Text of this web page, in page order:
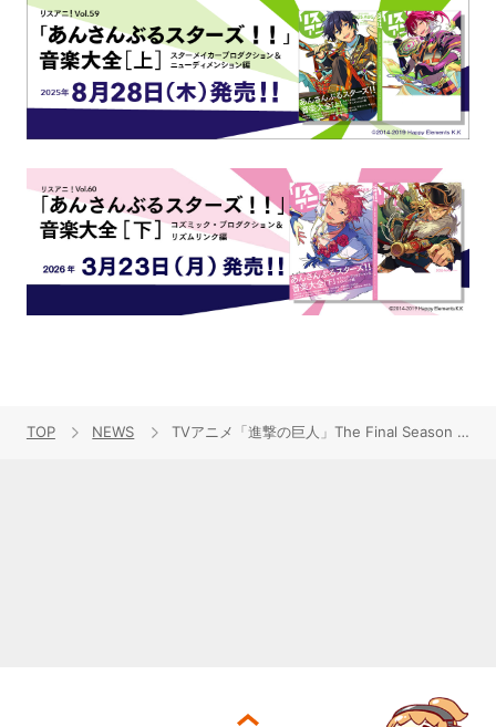
TOP NEWS TVアニメ「進撃の巨人」The Final Season 第1話のあらすじ、15分で追いつける！アニメ『進撃の巨人』ダイジェスト映像を公開！さらに放送直前特番の生配信も決定！